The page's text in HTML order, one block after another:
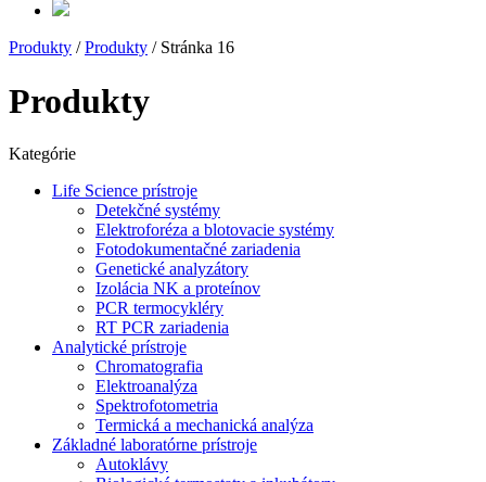
Produkty /Produkty / Stránka 16
Produkty
Kategórie
Life Science prístroje
Detekčné systémy
Elektroforéza a blotovacie systémy
Fotodokumentačné zariadenia
Genetické analyzátory
Izolácia NK a proteínov
PCR termocykléry
RT PCR zariadenia
Analytické prístroje
Chromatografia
Elektroanalýza
Spektrofotometria
Termická a mechanická analýza
Základné laboratórne prístroje
Autoklávy